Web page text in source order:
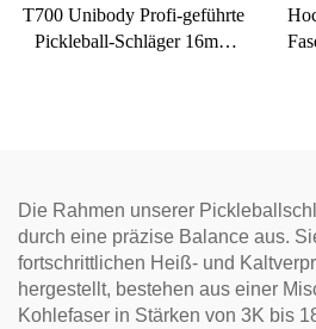
T700 Unibody Profi-geführte
Pickleball-Schläger 16mm
Die Rahmen unserer
durch eine präzise Balance aus.
fortschrittlichen Heiß- und
hergestellt, bestehen aus einer
Kohlefaser in Stärken von 3K bis